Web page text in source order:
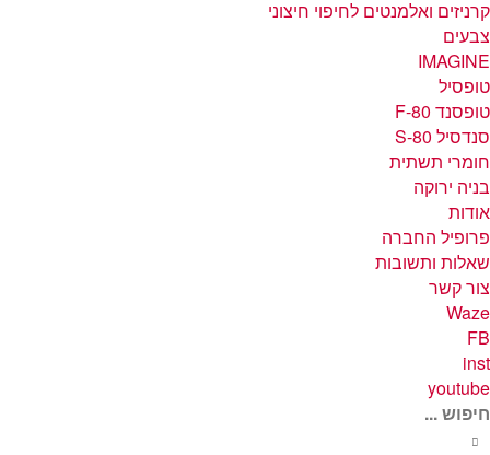
קרניזים ואלמנטים לחיפוי חיצוני
צבעים
IMAGINE
טופסיל
טופסנד F-80
סנדסיל S-80
חומרי תשתית
בניה ירוקה
אודות
פרופיל החברה
שאלות ותשובות
צור קשר
Waze
FB
inst
youtube
חיפוש...